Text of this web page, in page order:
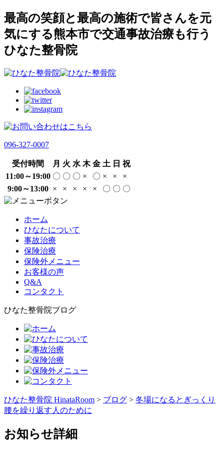
最高の笑顔と最高の施術で皆さんを元
気にする熊本市で交通事故治療も行う
ひなた整骨院
096-327-0007
受付時間 月 火 水 木 金 土 日 祝
11:00～19:00 〇 〇 〇 × 〇 × ×
×
9:00～13:00 × × × × × 〇 〇 〇
ホーム
ひなたについて
事故治療
保険治療
保険外メニュー
お客様の声
Q&A
コンタクト
ひなた整骨院ブログ
ひなた整骨院 HinataRoom > ブログ > 冬場になるとぎっくり
腰を繰り返す人のために
お知らせ詳細